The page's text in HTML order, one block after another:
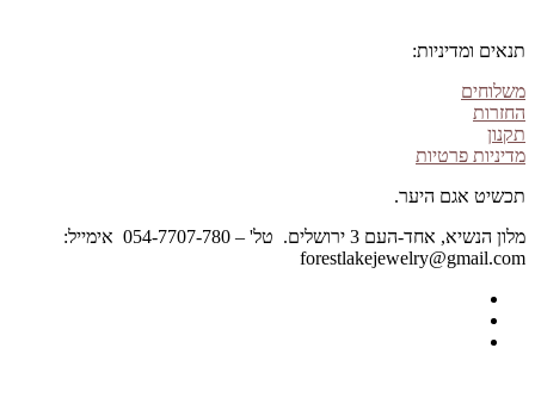
תנאים ומדיניות:
משלוחים
החזרות
תקנון
מדיניות פרטיות
תכשיט אגם היער.
מלון הנשיא, אחד-העם 3 ירושלים. טל' – 054-7707-780 אימייל:
forestlakejewelry@gmail.com